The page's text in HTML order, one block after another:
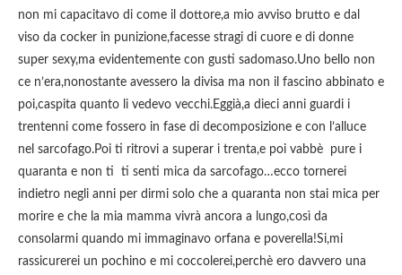
non mi capacitavo di come il dottore,a mio avviso brutto e dal
viso da cocker in punizione,facesse stragi di cuore e di donne
super sexy,ma evidentemente con gusti sadomaso.Uno bello non
ce n’era,nonostante avessero la divisa ma non il fascino abbinato e
poi,caspita quanto li vedevo vecchi.Eggià,a dieci anni guardi i
trentenni come fossero in fase di decomposizione e con l’alluce
nel sarcofago.Poi ti ritrovi a superar i trenta,e poi vabbè pure i
quaranta e non ti ti senti mica da sarcofago…ecco tornerei
indietro negli anni per dirmi solo che a quaranta non stai mica per
morire e che la mia mamma vivrà ancora a lungo,così da
consolarmi quando mi immaginavo orfana e poverella!Si,mi
rassicurerei un pochino e mi coccolerei,perchè ero davvero una